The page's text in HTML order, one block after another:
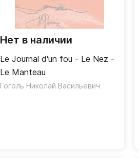
Нет в наличии
Le Journal d'un fou - Le Nez -
Le Manteau
Гоголь Николай Васильевич